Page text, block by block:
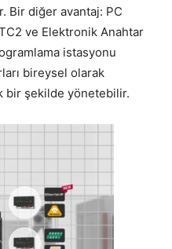
Bir diğer avantaj: PC
ve Elektronik Anahtar
istasyonu
bireysel olarak
bir şekilde yönetebilir.